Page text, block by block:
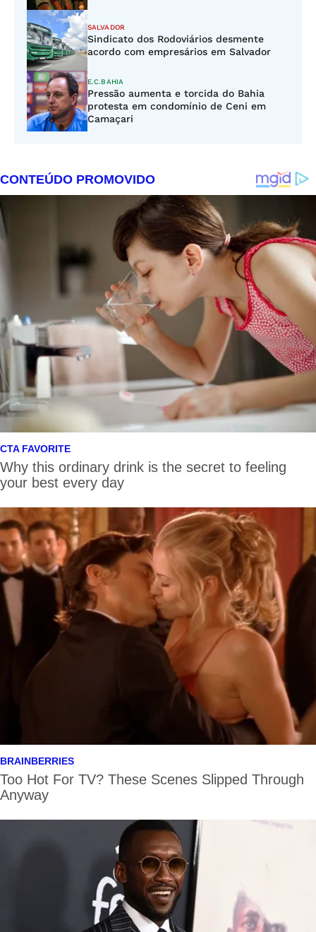
SALVADOR
Sindicato dos Rodoviários desmente
acordo com empresários em Salvador
E.C.BAHIA
Pressão aumenta e torcida do Bahia
protesta em condomínio de Ceni em
Camaçari